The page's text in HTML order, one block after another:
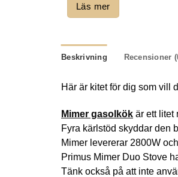
Läs mer
Beskrivning Recensioner
Här är kitet för dig som vill
Mimer gasolkök är ett litet
Fyra kärlstöd skyddar den
Mimer levererar 2800W
Primus Mimer Duo Stove
Tänk också på att inte